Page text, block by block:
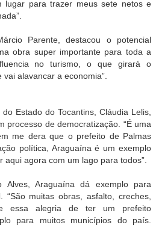
lugar para trazer meus sete netos e
Parente, destacou o potencial
obra super importante para toda a
no turismo, o que girará o
alavancar a economia”.
Estado do Tocantins, Cláudia Lelis,
processo de democratização. “É uma
me dera que o prefeito de Palmas
política, Araguaína é um exemplo
agora com um lago para todos”.
Alves, Araguaína dá exemplo para
“São muitas obras, asfalto, creches,
essa alegria de ter um prefeito
para muitos municípios do país.